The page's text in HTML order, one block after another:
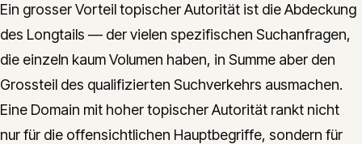
Ein grosser Vorteil topischer Autorität ist die Abdeckung
des Longtails — der vielen spezifischen Suchanfragen,
die einzeln kaum Volumen haben, in Summe aber den
Grossteil des qualifizierten Suchverkehrs ausmachen.
Eine Domain mit hoher topischer Autorität rankt nicht
nur für die offensichtlichen Hauptbegriffe, sondern für